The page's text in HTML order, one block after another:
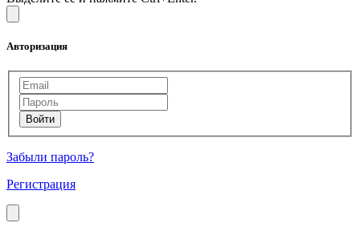
Авторизация
Забыли пароль?
Регистрация